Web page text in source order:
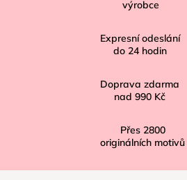
výrobce
Expresní odeslání
do 24 hodin
Doprava zdarma
nad 990 Kč
Přes 2800
originálních motivů